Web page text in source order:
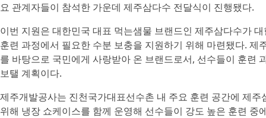
요 관계자들이 참석한 가운데 제주삼다수 전달식이 진행됐다.
이번 지원은 대한민국 대표 먹는샘물 브랜드인 제주삼다수가
훈련 과정에서 필요한 수분 보충을 지원하기 위해 마련됐다.
를 바탕으로 국민에게 사랑받아 온 브랜드로서, 선수들이 훈련
보탤 계획이다.
제주개발공사는 진천국가대표선수촌 내 주요 훈련 공간에 제
위해 냉장 쇼케이스를 함께 운영해 선수들이 강도 높은 훈련